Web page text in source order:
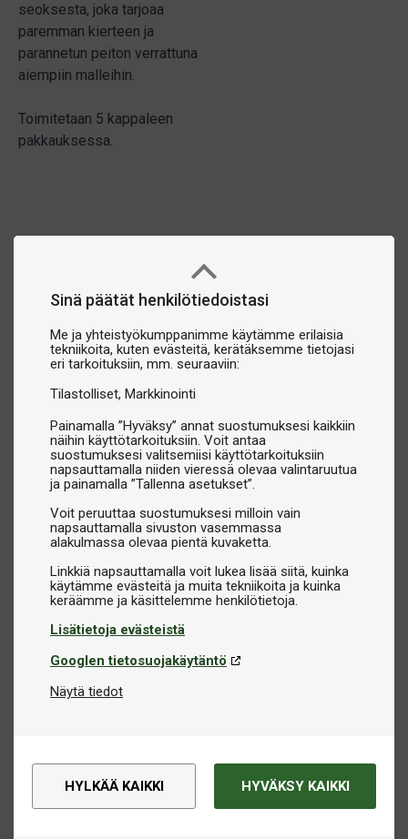
Sinä päätät henkilötiedoistasi
Me ja yhteistyökumppanimme käytämme erilaisia
tekniikoita, kuten evästeitä, kerätäksemme tietojasi
eri tarkoituksiin, mm. seuraaviin:
Tilastolliset Markkinointi
Painamalla ”Hyväksy” annat suostumuksesi kaikkiin
näihin käyttötarkoituksiin. Voit antaa
suostumuksesi valitsemiisi käyttötarkoituksiin
napsauttamalla niiden vieressä olevaa valintaruutua
ja painamalla ”Tallenna asetukset”.
Voit peruuttaa suostumuksesi milloin vain
napsauttamalla sivuston vasemmassa
alakulmassa olevaa pientä kuvaketta.
Linkkiä napsauttamalla voit lukea lisää siitä, kuinka
käytämme evästeitä ja muita tekniikoita ja kuinka
Lisätietoja evästeistä
Googlen tietosuojakäytäntö
Näytä tiedot
HYLKÄÄ KAIKKI HYVÄKSY KAIKKI
seoksesta, joka tarjoaa
paremman kierteen ja
parannetun peiton verrattuna
aiempiin malleihin.
Toimitetaan 5 kappaleen
pakkauksessa.